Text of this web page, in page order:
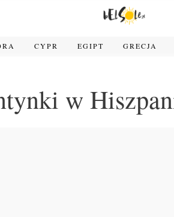
CYPR EGIPT GRECJA
w